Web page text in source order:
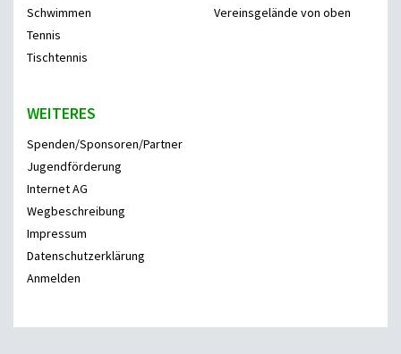
Schwimmen
Tennis
Tischtennis
Vereinsgelände von oben
WEITERES
Spenden/Sponsoren/Partner
Jugendförderung
Internet AG
Wegbeschreibung
Impressum
Datenschutzerklärung
Anmelden